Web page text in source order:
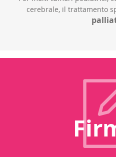
cerebrale, il trattamento